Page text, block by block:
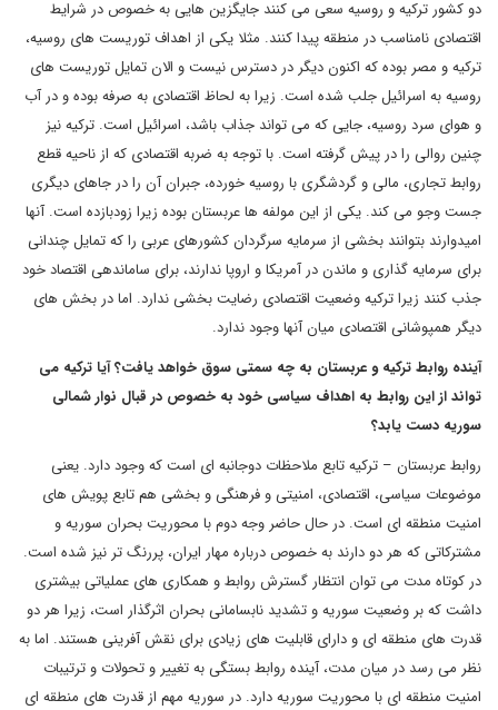
دو کشور ترکیه و روسیه سعی می کنند جایگزین هایی به خصوص در شرایط
اقتصادی نامناسب در منطقه پیدا کنند. مثلا یکی از اهداف توریست های روسیه،
ترکیه و مصر بوده که اکنون دیگر در دسترس نیست و الان تمایل توریست های
روسیه به اسرائیل جلب شده است. زیرا به لحاظ اقتصادی به صرفه بوده و در آب
و هوای سرد روسیه، جایی که می تواند جذاب باشد، اسرائیل است. ترکیه نیز
چنین روالی را در پیش گرفته است. با توجه به ضربه اقتصادی که از ناحیه قطع
روابط تجاری، مالی و گردشگری با روسیه خورده، جبران آن را در جاهای دیگری
جست وجو می کند. یکی از این مولفه ها عربستان بوده زیرا زودبازده است. آنها
امیدوارند بتوانند بخشی از سرمایه سرگردان کشورهای عربی را که تمایل چندانی
برای سرمایه گذاری و ماندن در آمریکا و اروپا ندارند، برای ساماندهی اقتصاد خود
جذب کنند زیرا ترکیه وضعیت اقتصادی رضایت بخشی ندارد. اما در بخش های
دیگر همپوشانی اقتصادی میان آنها وجود ندارد.
آینده روابط ترکیه و عربستان به چه سمتی سوق خواهد یافت؟ آیا ترکیه می
تواند از این روابط به اهداف سیاسی خود به خصوص در قبال نوار شمالی
سوریه دست یابد؟
روابط عربستان – ترکیه تابع ملاحظات دوجانبه ای است که وجود دارد. یعنی
موضوعات سیاسی، اقتصادی، امنیتی و فرهنگی و بخشی هم تابع پویش های
امنیت منطقه ای است. در حال حاضر وجه دوم با محوریت بحران سوریه و
مشترکاتی که هر دو دارند به خصوص درباره مهار ایران، پررنگ تر نیز شده است.
در کوتاه مدت می توان انتظار گسترش روابط و همکاری های عملیاتی بیشتری
داشت که بر وضعیت سوریه و تشدید نابسامانی بحران اثرگذار است، زیرا هر دو
قدرت های منطقه ای و دارای قابلیت های زیادی برای نقش آفرینی هستند. اما به
نظر می رسد در میان مدت، آینده روابط بستگی به تغییر و تحولات و ترتیبات
امنیت منطقه ای با محوریت سوریه دارد. در سوریه مهم از قدرت های منطقه ای